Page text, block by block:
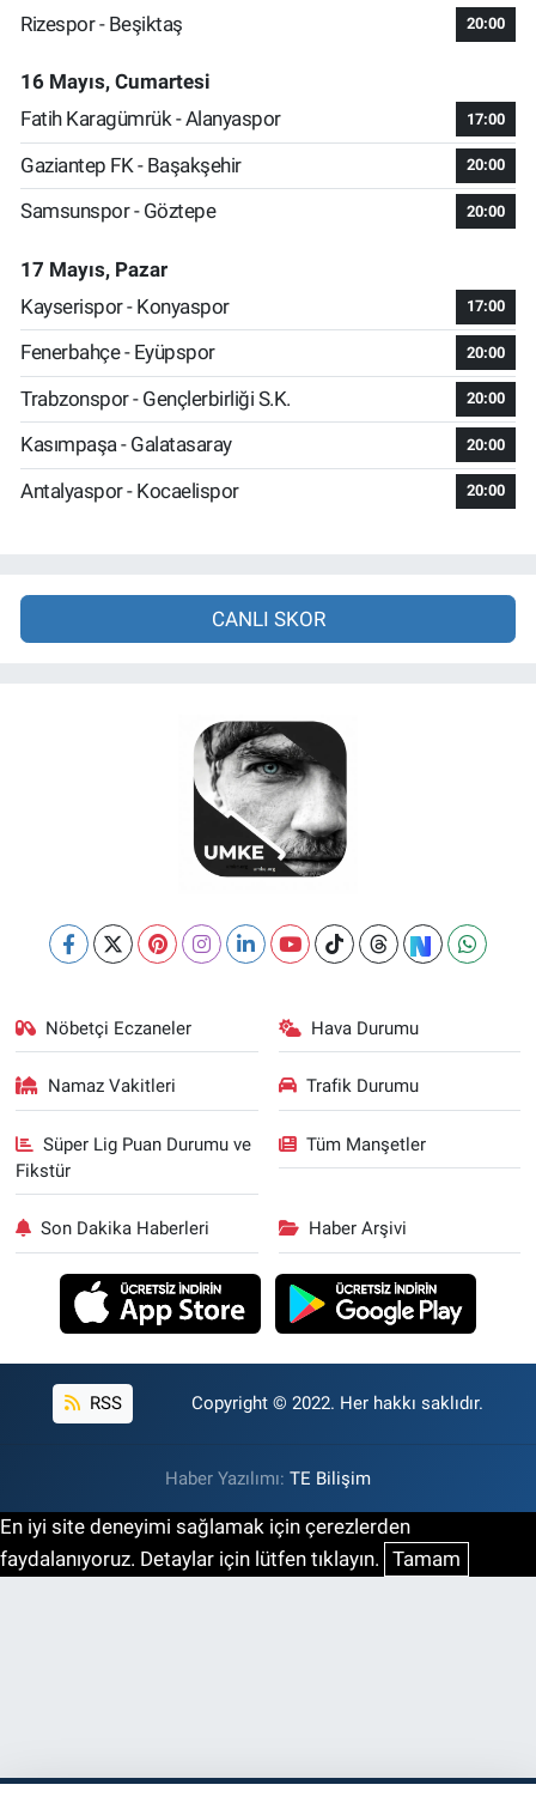
Rizespor - Beşiktaş
20:00
16 Mayıs, Cumartesi
Fatih Karagümrük - Alanyaspor
17:00
Gaziantep FK - Başakşehir 20:00
Samsunspor - Göztepe 20:00
17 Mayıs, Pazar
Kayserispor - Konyaspor
17:00
Fenerbahçe - Eyüpspor 20:00
Trabzonspor - Gençlerbirliği S.K. 20:00
Kasımpaşa - Galatasaray 20:00
Antalyaspor - Kocaelispor 20:00
CANLI SKOR
Nöbetçi Eczaneler Hava Durumu
Namaz Vakitleri Trafik Durumu
Süper Lig Puan Durumu ve
Fikstür
Tüm Manşetler
Son Dakika Haberleri Haber Arşivi
RSS Copyright © 2022. Her hakkı saklıdır.
Haber Yazılımı: TE Bilişim
En iyi site deneyimi sağlamak için çerezlerden
faydalanıyoruz. Detaylar için lütfen tıklayın. Tamam